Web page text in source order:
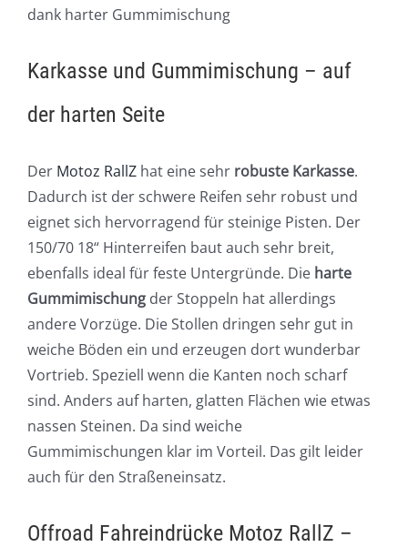
dank harter Gummimischung
Karkasse und Gummimischung – auf
der harten Seite
Der Motoz RallZ hat eine sehr robuste Karkasse.
Dadurch ist der schwere Reifen sehr robust und
eignet sich hervorragend für steinige Pisten. Der
150/70 18“ Hinterreifen baut auch sehr breit,
ebenfalls ideal für feste Untergründe. Die harte
Gummimischung der Stoppeln hat allerdings
andere Vorzüge. Die Stollen dringen sehr gut in
weiche Böden ein und erzeugen dort wunderbar
Vortrieb. Speziell wenn die Kanten noch scharf
sind. Anders auf harten, glatten Flächen wie etwas
nassen Steinen. Da sind weiche
Gummimischungen klar im Vorteil. Das gilt leider
auch für den Straßeneinsatz.
Offroad Fahreindrücke Motoz RallZ –